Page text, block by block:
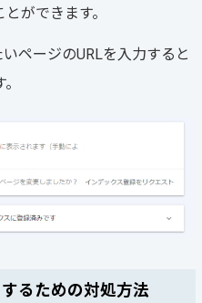
ができます。
ページのURLを入力すると
るための対処方法